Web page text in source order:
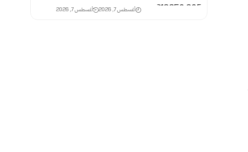
أغسطس 7, 2026 أغسطس 7, 2026